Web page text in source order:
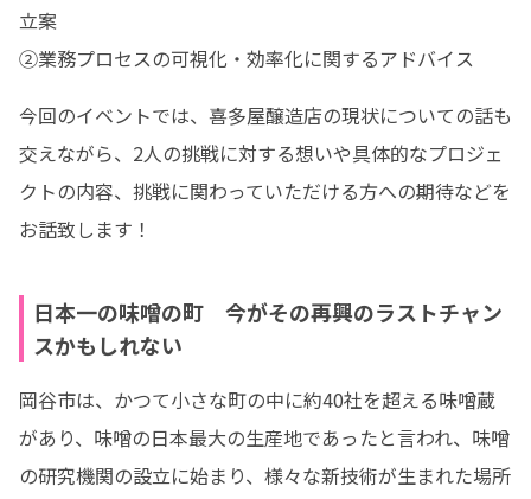
立案
②業務プロセスの可視化・効率化に関するアドバイス
今回のイベントでは、喜多屋醸造店の現状についての話も
交えながら、2人の挑戦に対する想いや具体的なプロジェ
クトの内容、挑戦に関わっていただける方への期待などを
お話致します！
日本一の味噌の町 今がその再興のラストチャン
スかもしれない
岡谷市は、かつて小さな町の中に約40社を超える味噌蔵
があり、味噌の日本最大の生産地であったと言われ、味噌
の研究機関の設立に始まり、様々な新技術が生まれた場所